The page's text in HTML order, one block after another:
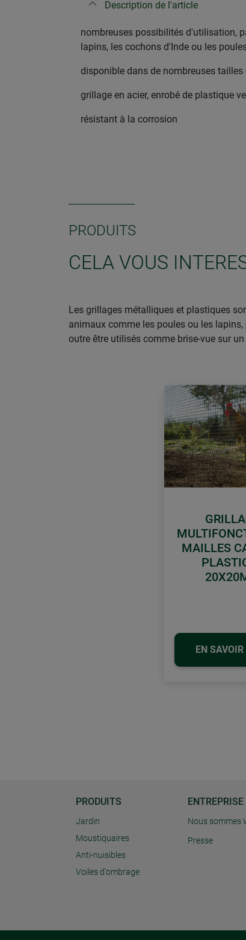
Description de l'article
nombreuses possibilités d'utilisation,
lapins, les cochons d'Inde ou les
disponible dans de nombreuses
grillage en acier, enrobé de plastique
résistant à la corrosion
PRODUITS
CELA VOUS
Les grillages métalliques et plastiques
animaux comme les poules ou les
outre être utilisés comme brise-vue sur
MAILLES
EN
PRODUITS
Jardin
Moustiquaires
Anti-nuisibles
Voiles d'ombrage
ENTREPRISE
Nous sommes
Presse